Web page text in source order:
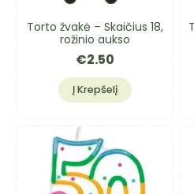
Torto žvakė – Skaičius 18,
rožinio aukso
€2.50
Į Krepšelį